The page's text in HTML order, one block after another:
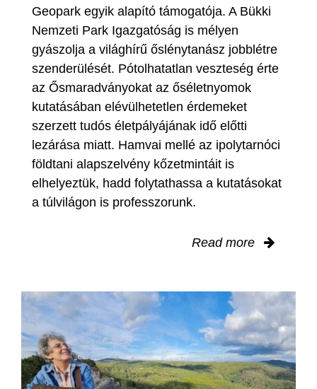
Geopark egyik alapító támogatója. A Bükki
Nemzeti Park Igazgatóság is mélyen
gyászolja a világhírű őslénytanász jobblétre
szenderülését. Pótolhatatlan veszteség érte
az Ősmaradványokat az őséletnyomok
kutatásában elévülhetetlen érdemeket
szerzett tudós életpályájának idő előtti
lezárása miatt. Hamvai mellé az ipolytarnóci
földtani alapszelvény kőzetmintáit is
elhelyeztük, hadd folytathassa a kutatásokat
a túlvilágon is professzorunk.
Read more